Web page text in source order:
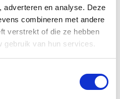
adverteren en analyse. Deze
combineren met andere
verstrekt of die ze hebben
gebruik van hun services.
5.0
star
rating
2 Beoordelingen
Foam 148 ml